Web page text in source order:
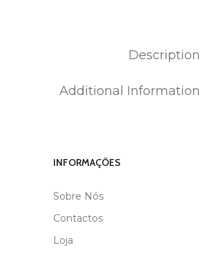
Description
Additional Information
MARCA
INFORMAÇÕES
Sobre Nós
Contactos
Loja